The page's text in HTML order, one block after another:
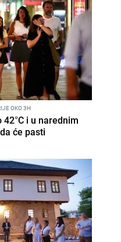
OKO 3H
i u narednim
će pasti